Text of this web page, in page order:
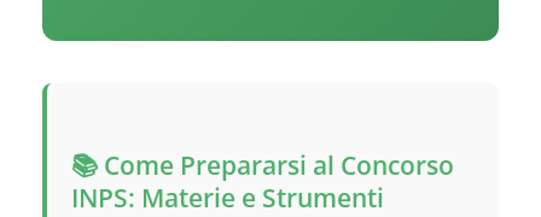
📚 Come Prepararsi al Concorso
INPS: Materie e Strumenti